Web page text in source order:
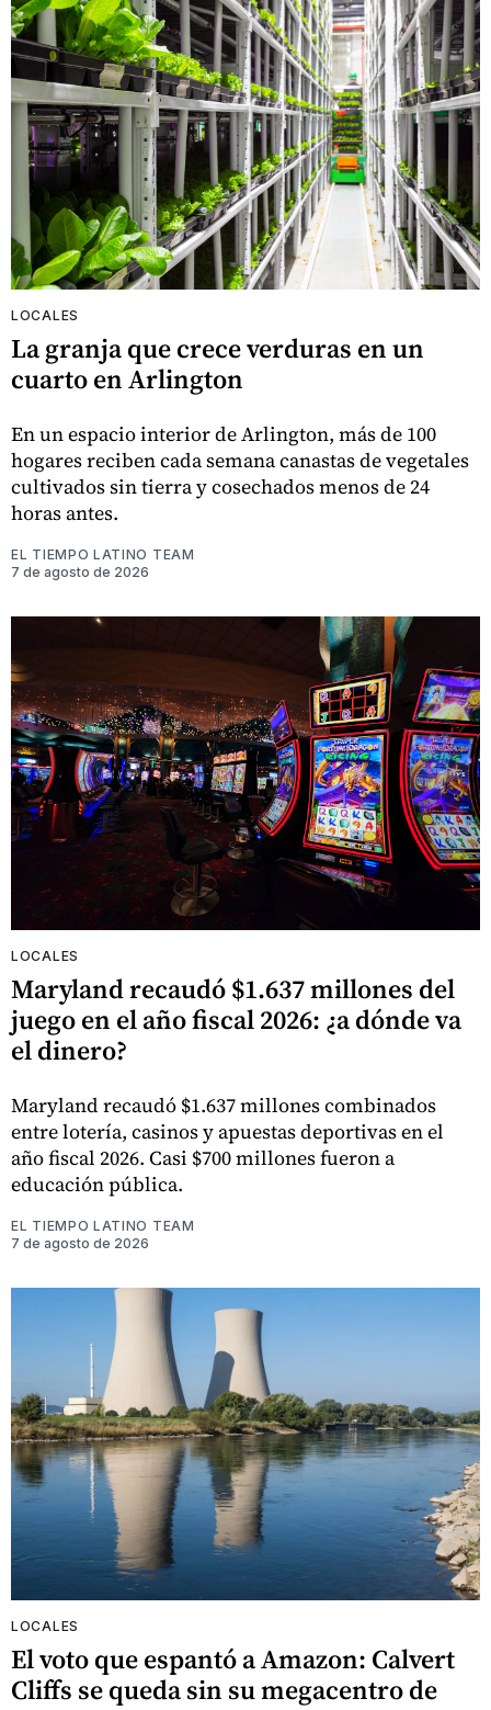
LOCALES
La granja que crece verduras en un
cuarto en Arlington
En un espacio interior de Arlington, más de 100
hogares reciben cada semana canastas de vegetales
cultivados sin tierra y cosechados menos de 24
horas antes.
EL TIEMPO LATINO TEAM
7 de agosto de 2026
LOCALES
Maryland recaudó $1.637 millones del
juego en el año fiscal 2026: ¿a dónde va
el dinero?
Maryland recaudó $1.637 millones combinados
entre lotería, casinos y apuestas deportivas en el
año fiscal 2026. Casi $700 millones fueron a
educación pública.
EL TIEMPO LATINO TEAM
7 de agosto de 2026
LOCALES
El voto que espantó a Amazon: Calvert
Cliffs se queda sin su megacentro de